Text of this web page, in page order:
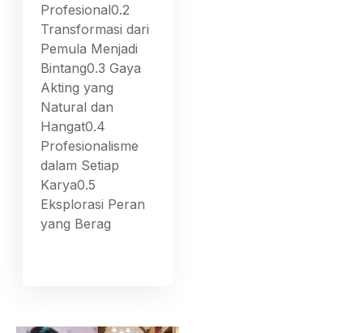
Profesional0.2
Transformasi dari
Pemula Menjadi
Bintang0.3 Gaya
Akting yang
Natural dan
Hangat0.4
Profesionalisme
dalam Setiap
Karya0.5
Eksplorasi Peran
yang Berag